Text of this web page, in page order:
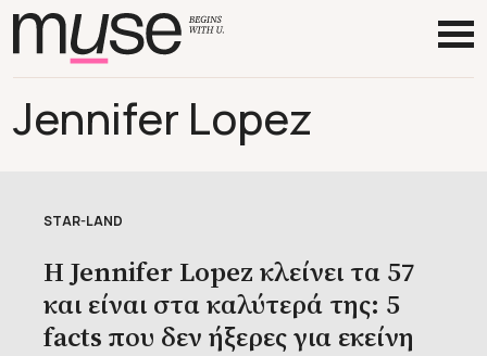
Jennifer Lopez
STAR-LAND
H Jennifer Lopez κλείνει τα 57
και είναι στα καλύτερά της: 5
facts που δεν ήξερες για εκείνη